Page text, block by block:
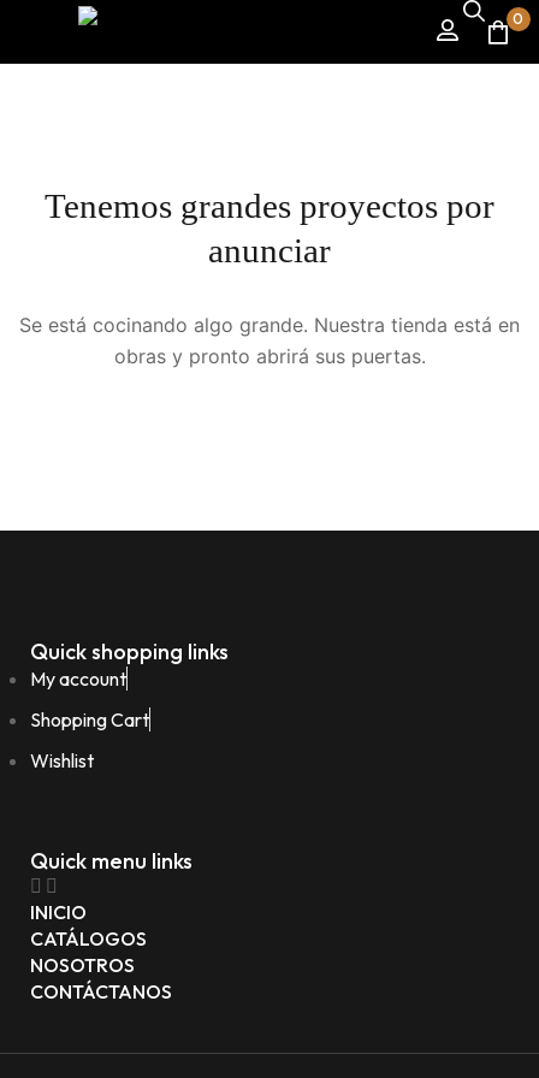
0
Tenemos grandes proyectos por
anunciar
Se está cocinando algo grande. Nuestra tienda está en
obras y pronto abrirá sus puertas.
Quick shopping links
My account
Shopping Cart
Wishlist
Quick menu links
INICIO
CATÁLOGOS
NOSOTROS
CONTÁCTANOS